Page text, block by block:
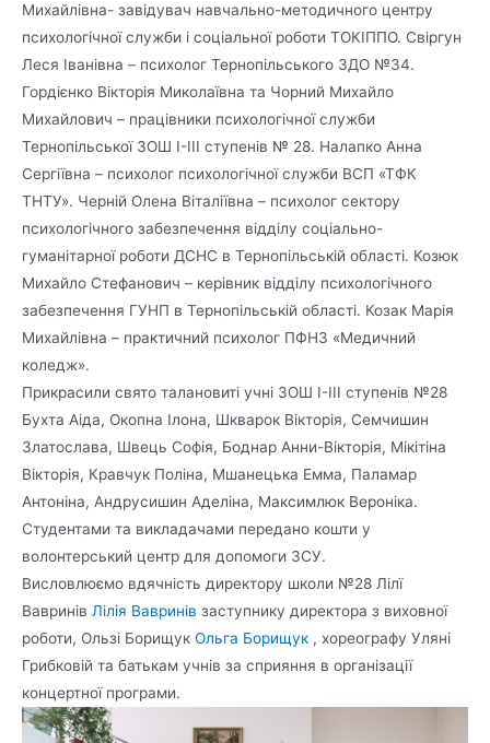
Михайлівна- завідувач навчально-методичного центру
психологічної служби і соціальної роботи ТОКІППО. Свіргун
Леся Іванівна – психолог Тернопільського ЗДО №34.
Гордієнко Вікторія Миколаївна та Чорний Михайло
Михайлович – працівники психологічної служби
Тернопільської ЗОШ I-III ступенів № 28. Налапко Анна
Сергіївна – психолог психологічної служби ВСП «ТФК
ТНТУ». Черній Олена Віталіївна – психолог сектору
психологічного забезпечення відділу соціально-
гуманітарної роботи ДСНС в Тернопільській області. Козюк
Михайло Стефанович – керівник відділу психологічного
забезпечення ГУНП в Тернопільській області. Козак Марія
Михайлівна – практичний психолог ПФНЗ «Медичний
коледж».
Прикрасили свято талановиті учні ЗОШ І-ІІІ ступенів №28
Бухта Аіда, Окопна Ілона, Шкварок Вікторія, Семчишин
Златослава, Швець Софія, Боднар Анни-Вікторія, Мікітіна
Вікторія, Кравчук Поліна, Мшанецька Емма, Паламар
Антоніна, Андрусишин Аделіна, Максимлюк Вероніка.
Студентами та викладачами передано кошти у
волонтерський центр для допомоги ЗСУ.
Висловлюємо вдячність директору школи №28 Лілї
Вавринів Лілія Вавринів заступнику директора з виховної
роботи, Ользі Борищук Ольга Борищук , хореографу Уляні
Грибковій та батькам учнів за сприяння в організації
концертної програми.